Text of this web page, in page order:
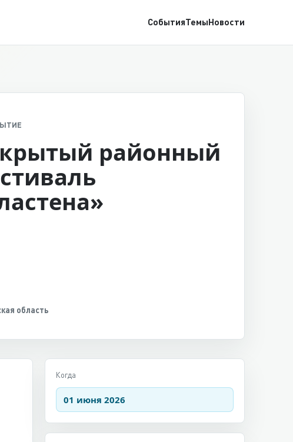
СобытияТемыНовости
районный
область
Когда
01 июня 2026